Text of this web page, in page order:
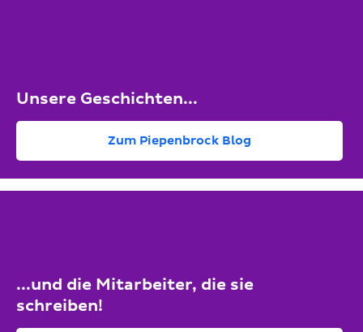
Unsere Geschichten...
Zum Piepenbrock Blog
...und die Mitarbeiter, die sie
schreiben!